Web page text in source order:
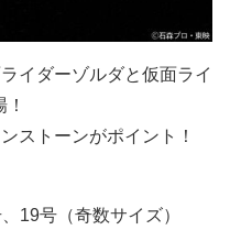
イダーゾルダと仮面ライ
ストーンがポイント！
19号（奇数サイズ）